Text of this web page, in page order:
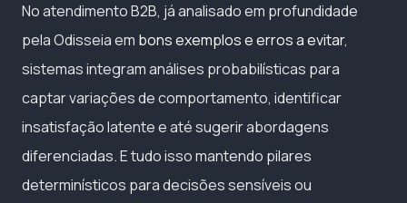
No atendimento B2B, já analisado em profundidade
pela Odisseia em bons exemplos e erros a evitar,
sistemas integram análises probabilísticas para
captar variações de comportamento, identificar
insatisfação latente e até sugerir abordagens
diferenciadas. E tudo isso mantendo pilares
determinísticos para decisões sensíveis ou